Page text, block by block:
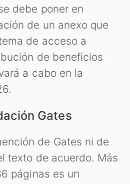
debe poner en
de un anexo que
de acceso a
de beneficios
a cabo en la
Gates
de Gates ni de
texto de acuerdo. Más
páginas es un